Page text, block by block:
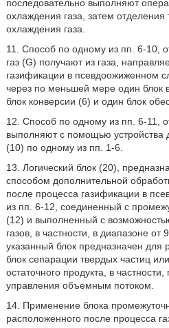
последовательно выполняют
охлаждения газа, затем отделения
охлаждения газа.
11. Способ по одному из пп. 6-10,
газ (G) получают из газа,
газификации в псевдоожиженном
через по меньшей мере один блок
блок конверсии (6) и один блок
12. Способ по одному из пп. 6-11,
выполняют с помощью устройства
(10) по одному из пп. 1-6.
13. Логический блок (20),
способом дополнительной
после процесса газификации в
из пп. 6-12, соединенный с
(12) и выполненный с
газов, в частности, в диапазоне
указанный блок предназначен для
блок сепарации твердых частиц
остаточного продукта, в
управления объемным потоком.
14. Применение блока
расположенного после процесса